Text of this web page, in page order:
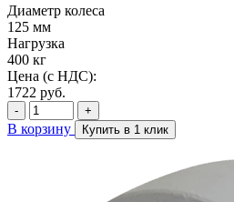
Диаметр колеса
125 мм
Нагрузка
400 кг
Цена (с НДС):
1722 руб.
- +
В корзину Купить в 1 клик